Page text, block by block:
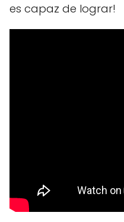
es capaz de lograr!